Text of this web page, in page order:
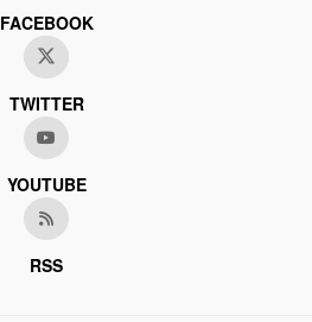
FACEBOOK
TWITTER
YOUTUBE
RSS